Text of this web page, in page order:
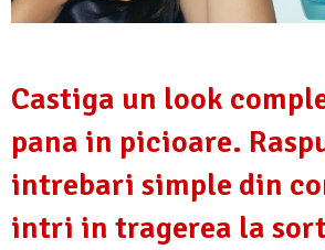
Castiga un look
pana in picioare.
intrebari simple din
intri in tragerea la